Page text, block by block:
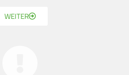
WEITER